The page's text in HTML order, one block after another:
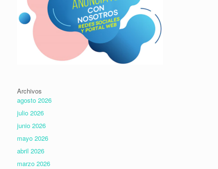
Archivos
agosto 2026
julio 2026
junio 2026
mayo 2026
abril 2026
marzo 2026